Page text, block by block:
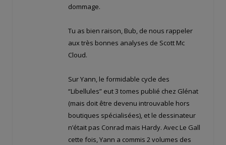
dommage.
Tu as bien raison, Bub, de nous rappeler
aux très bonnes analyses de Scott Mc
Cloud.
Sur Yann, le formidable cycle des
“Libellules” eut 3 tomes publié chez Glénat
(mais doit être devenu introuvable hors
boutiques spécialisées), et le dessinateur
n’était pas Conrad mais Hardy. Avec Le Gall
cette fois, Yann a commis 2 volumes des